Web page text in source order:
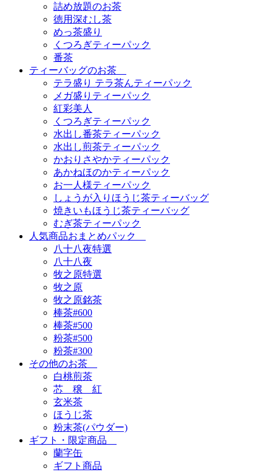
詰め放題のお茶
徳用深むし茶
めっ茶盛り
くつろぎティーパック
番茶
ティーバッグのお茶
テラ盛り テラ茶んティーパック
メガ盛りティーパック
紅彩美人
くつろぎティーパック
水出し番茶ティーパック
水出し煎茶ティーパック
かおりさやかティーパック
あかねほのかティーパック
お一人様ティーパック
しょうが入りほうじ茶ティーバッグ
焼きいもほうじ茶ティーバッグ
むぎ茶ティーパック
人気商品おまとめパック
八十八夜特選
八十八夜
牧之原特選
牧之原
牧之原銘茶
棒茶#600
棒茶#500
粉茶#500
粉茶#300
その他のお茶
白桃煎茶
芯 穣 紅
玄米茶
ほうじ茶
粉末茶(パウダー)
ギフト・限定商品
蘭字缶
ギフト商品